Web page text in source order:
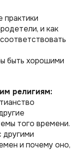
практики
и как
быть хорошими
религиям:
того времени.
другими
и почему оно,